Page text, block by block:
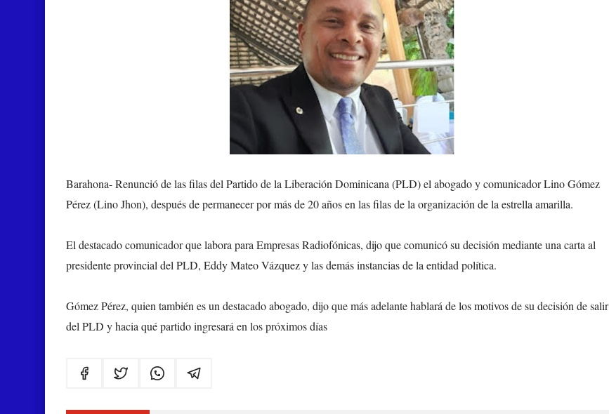
Barahona-Renunció de las filas del Partido de la Liberación Dominicana (PLD) el abogado y comunicador Lino Gómez
Pérez (Lino Jhon), después de permanecer por más de 20 años en las filas de la organización de la estrella amarilla.
El destacado comunicador que labora para Empresas Radiofónicas, dijo que comunicó su decisión mediante una carta al
presidente provincial del PLD, Eddy Mateo Vázquez y las demás instancias de la entidad política.
Gómez Pérez, quien también es un destacado abogado, dijo que más adelante hablará de los motivos de su decisión de salir
del PLD y hacia qué partido ingresará en los próximos días